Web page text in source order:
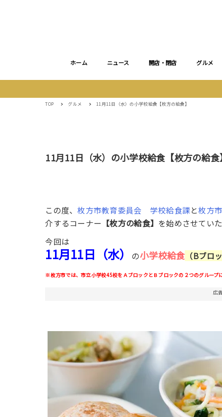
ホーム ニュース 開店・閉店 グルメ
TOP グルメ 11月11日（水）の小学校給食【枚方の給食】
11月11日（水）の小学校給食【枚方の給食
この度、枚方市教育委員会 学校給食課と枚方
介するコーナー 【枚方の給食】 を始めさせてい
今回は
11月11日（水） の小学校給食 （Bブロ
※枚方市では、市立小学校45校をＡブロックとＢブロックの２つのグルー
広